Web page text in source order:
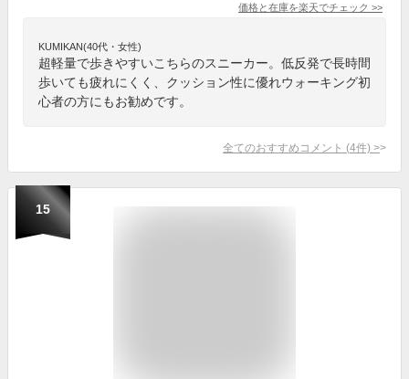
価格と在庫を楽天でチェック >>
KUMIKAN(40代・女性)
超軽量で歩きやすいこちらのスニーカー。低反発で長時間
歩いても疲れにくく、クッション性に優れウォーキング初
心者の方にもお勧めです。
全てのおすすめコメント (4件) >
15